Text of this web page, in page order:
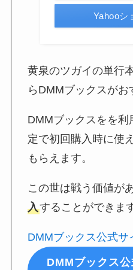
Yahooシ
黄泉のツガイの単行
らDMMブックスがお
DMMブックスをを利
定で初回購入時に使
もらえます。
この世は戦う価値が
入することができま
DMMブックス公式サ
DMMブックス